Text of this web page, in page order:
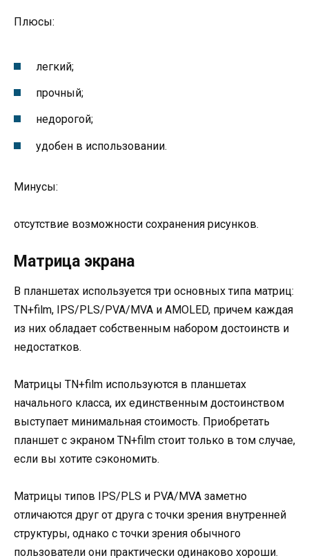
Плюсы:
легкий;
прочный;
недорогой;
удобен в использовании.
Минусы:
отсутствие возможности сохранения рисунков.
Матрица экрана
В планшетах используется три основных типа матриц:
TN+film, IPS/PLS/PVA/MVA и AMOLED, причем каждая
из них обладает собственным набором достоинств и
недостатков.
Матрицы TN+film используются в планшетах
начального класса, их единственным достоинством
выступает минимальная стоимость. Приобретать
планшет с экраном TN+film стоит только в том случае,
если вы хотите сэкономить.
Матрицы типов IPS/PLS и PVA/MVA заметно
отличаются друг от друга с точки зрения внутренней
структуры, однако с точки зрения обычного
пользователи они практически одинаково хороши.